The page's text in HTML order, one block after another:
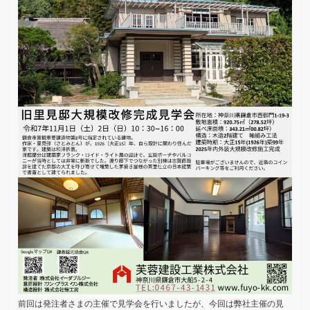
前回は発注者さまの主催で見学会を行いましたが、今回は弊社主催の見